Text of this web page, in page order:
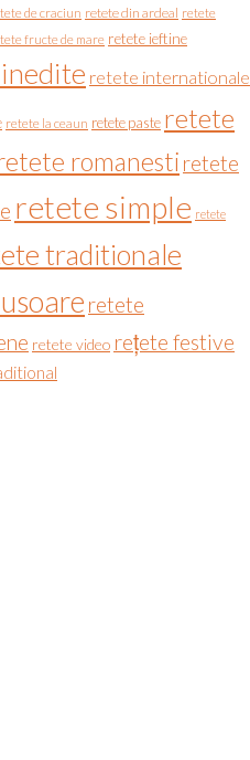
de craciun retete din ardeal retete
fructe de mare retete ieftine
retete internationale
retete la ceaun retete paste retete
romanesti retete
retete simple retete
traditionale
retete
retete video rețete festive